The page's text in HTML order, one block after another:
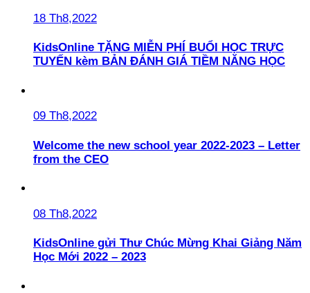
18 Th8,2022
KidsOnline TẶNG MIỄN PHÍ BUỔI HỌC TRỰC
TUYẾN kèm BẢN ĐÁNH GIÁ TIỀM NĂNG HỌC
09 Th8,2022
Welcome the new school year 2022-2023 – Letter
from the CEO
08 Th8,2022
KidsOnline gửi Thư Chúc Mừng Khai Giảng Năm
Học Mới 2022 – 2023